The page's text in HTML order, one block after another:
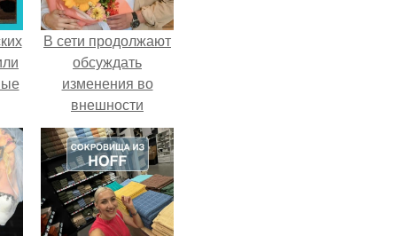
В сети продолжают
обсуждать
изменения во
внешности
актрисы.